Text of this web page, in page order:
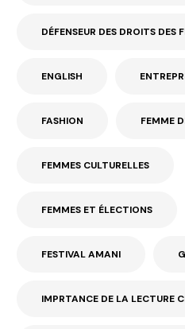
DÉFENSEUR DES DROITS DES
ENGLISH
FASHION FEMME
FEMMES CULTURELLES
FEMMES ET ÉLECTIONS
FESTIVAL AMANI
IMPRTANCE DE LA LECTURE